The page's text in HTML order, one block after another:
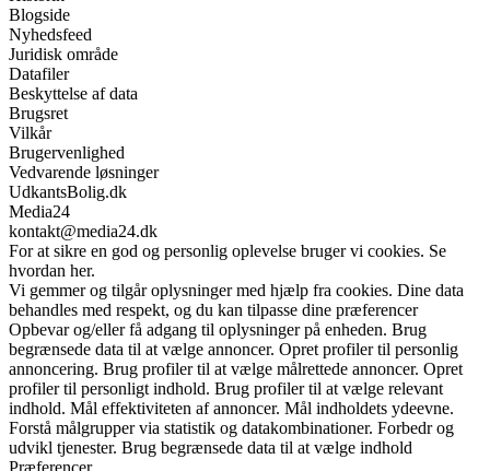
Blogside
Nyhedsfeed
Juridisk område
Datafiler
Beskyttelse af data
Brugsret
Vilkår
Brugervenlighed
Vedvarende løsninger
UdkantsBolig.dk
Media24
kontakt@media24.dk
For at sikre en god og personlig oplevelse bruger vi cookies. Se
hvordan her.
Vi gemmer og tilgår oplysninger med hjælp fra cookies. Dine data
behandles med respekt, og du kan tilpasse dine præferencer
Opbevar og/eller få adgang til oplysninger på enheden. Brug
begrænsede data til at vælge annoncer. Opret profiler til personlig
annoncering. Brug profiler til at vælge målrettede annoncer. Opret
profiler til personligt indhold. Brug profiler til at vælge relevant
indhold. Mål effektiviteten af annoncer. Mål indholdets ydeevne.
Forstå målgrupper via statistik og datakombinationer. Forbedr og
udvikl tjenester. Brug begrænsede data til at vælge indhold